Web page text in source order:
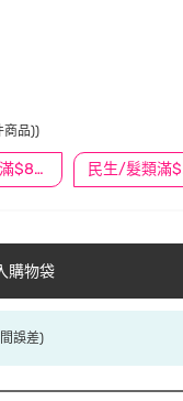
刷中信卡滿$888送3萬點
商品))
購物袋
誤差)